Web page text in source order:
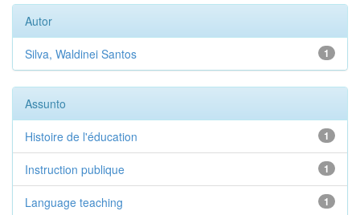
Autor
1
Silva, Waldinei Santos
Assunto
1
Histoire de l'éducation
1
Instruction publique
1
Language teaching